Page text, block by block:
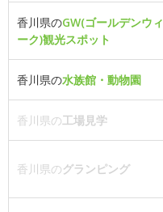
香川県のGW(ゴールデンウィ
ーク)観光スポット
香川県の水族館・動物園
香川県の工場見学
香川県のグランピング